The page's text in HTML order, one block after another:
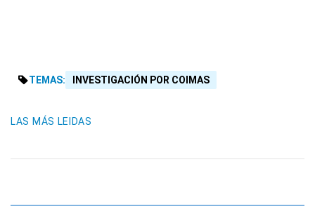
TEMAS: INVESTIGACIÓN POR COIMAS
LAS MÁS LEIDAS